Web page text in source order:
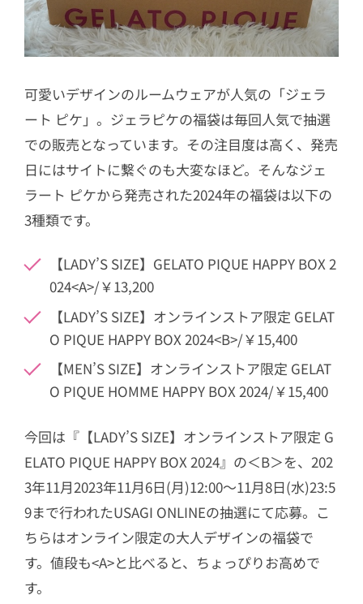
可愛いデザインのルームウェアが人気の「ジェラ
ート ピケ」。ジェラピケの福袋は毎回人気で抽選
での販売となっています。その注目度は高く、発売
日にはサイトに繋ぐのも大変なほど。そんなジェ
ラート ピケから発売された2024年の福袋は以下の
3種類です。
【LADY’S SIZE】GELATO PIQUE HAPPY BOX 2
024<A>/￥13,200
【LADY’S SIZE】オンラインストア限定 GELAT
O PIQUE HAPPY BOX 2024<B>/￥15,400
【MEN’S SIZE】オンラインストア限定 GELAT
O PIQUE HOMME HAPPY BOX 2024/￥15,400
今回は『【LADY’S SIZE】オンラインストア限定 G
ELATO PIQUE HAPPY BOX 2024』の＜B＞を、202
3年11月2023年11月6日(月)12:00～11月8日(水)23:5
9まで行われたUSAGI ONLINEの抽選にて応募。こ
ちらはオンライン限定の大人デザインの福袋で
す。値段も<A>と比べると、ちょっぴりお高めで
す。